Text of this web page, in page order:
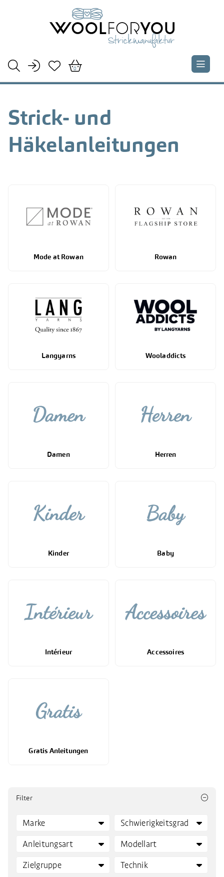
   0
 
Strick- und
Häkelanleitungen
Mode at Rowan Rowan
Langyarns Wooladdicts
Damen Herren
Kinder Baby
Intérieur Accessoires
Gratis Anleitungen
Filter